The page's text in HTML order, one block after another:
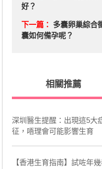
好？
下一篇： 多囊卵巢綜合
囊如何備孕呢？
相關推薦
深圳醫生提醒：出現這5大
征，唔理會可能影響生育
【香港生育指南】試咗年